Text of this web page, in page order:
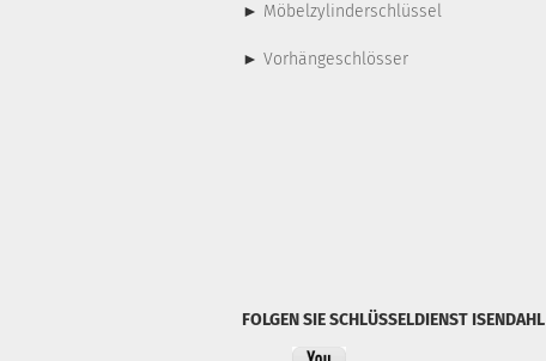
► Möbelzylinderschlüssel
► Vorhängeschlösser
FOLGEN SIE SCHLÜSSELDIENST ISENDAHL